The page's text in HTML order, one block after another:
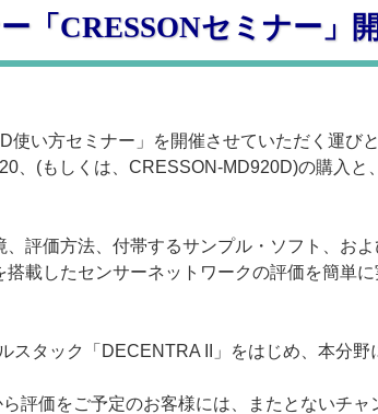
「CRESSONセミナー」
い方セミナー」を開催させていただく運び
、(もしくは、CRESSON-MD920D)の購入
評価方法、付帯するサンプル・ソフト、お
載したセンサーネットワークの評価を簡単
タック「DECENTRA II」をはじめ、本分
評価をご予定のお客様には、またとないチ